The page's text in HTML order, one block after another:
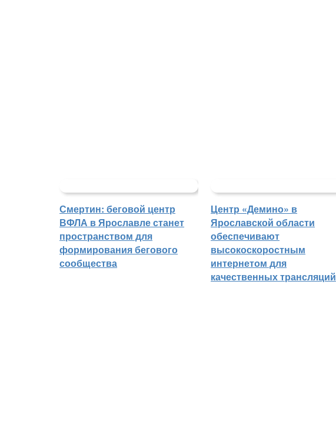
Смертин: беговой центр
ВФЛА в Ярославле станет
пространством для
формирования бегового
сообщества
Центр «Демино» в
Ярославской области
обеспечивают
высокоскоростным
интернетом для
качественных трансляций